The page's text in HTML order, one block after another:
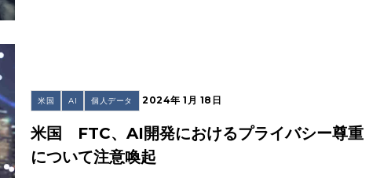
米国 AI 個人データ 2024年 1月 18日
米国 FTC、AI開発におけるプライバシー尊重
について注意喚起